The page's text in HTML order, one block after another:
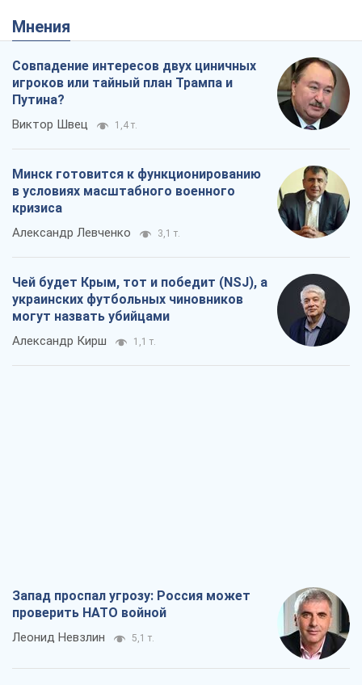
Мнения
Совпадение интересов двух циничных
игроков или тайный план Трампа и
Путина?
Виктор Швец 1,4 т.
Минск готовится к функционированию
в условиях масштабного военного
кризиса
Александр Левченко 3,1 т.
Чей будет Крым, тот и победит (NSJ), а
украинских футбольных чиновников
могут назвать убийцами
Александр Кирш 1,1 т.
Запад проспал угрозу: Россия может
проверить НАТО войной
Леонид Невзлин 5,1 т.